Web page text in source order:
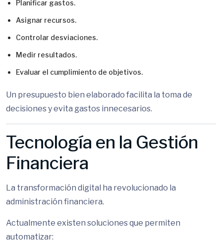
Planificar gastos.
Asignar recursos.
Controlar desviaciones.
Medir resultados.
Evaluar el cumplimiento de objetivos.
Un presupuesto bien elaborado facilita la toma de
decisiones y evita gastos innecesarios.
Tecnología en la Gestión
Financiera
La transformación digital ha revolucionado la
administración financiera.
Actualmente existen soluciones que permiten
automatizar: